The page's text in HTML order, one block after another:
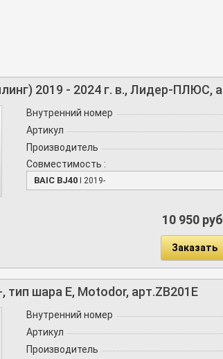
по всей России.
2019 - 2024 г. в., Лидер-ПЛЮС,
Внутренний номер
Артикул
Производитель
Совместимость :
BAIC BJ40 I 2019-
10 950
Заказать
тип шара E, Motodor, арт.ZB201E
Внутренний номер
Артикул
Производитель